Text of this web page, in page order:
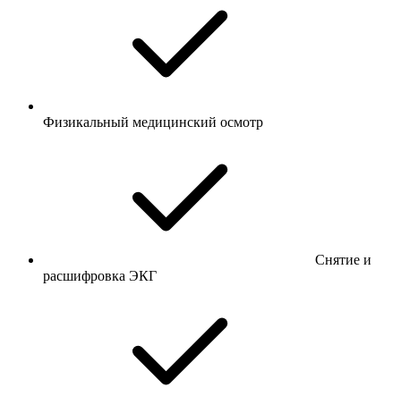
Физикальный медицинский осмотр
Снятие и
расшифровка ЭКГ